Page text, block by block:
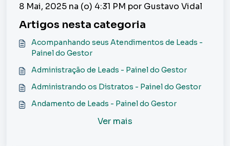
8 Mai, 2025 na (o) 4:31 PM por Gustavo Vidal
Artigos nesta categoria
Acompanhando seus Atendimentos de Leads -
Painel do Gestor
Administração de Leads - Painel do Gestor
Administrando os Distratos - Painel do Gestor
Andamento de Leads - Painel do Gestor
Ver mais